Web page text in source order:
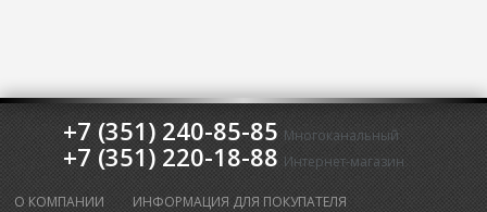
+7 (351) 240-85-85 Многоканальный
+7 (351) 220-18-88 Интернет-магазин
О КОМПАНИИ
ИНФОРМАЦИЯ ДЛЯ ПОКУПАТЕЛЯ